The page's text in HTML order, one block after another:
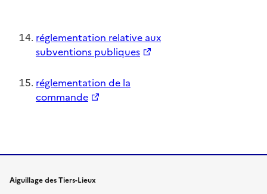
réglementation relative aux
subventions publiques
réglementation de la
commande
Aiguillage des Tiers-Lieux